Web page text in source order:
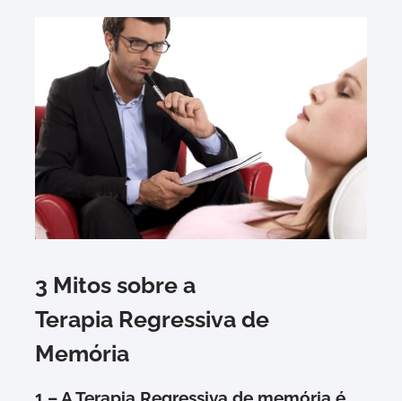
3 Mitos sobre a
Terapia Regressiva de
Memória